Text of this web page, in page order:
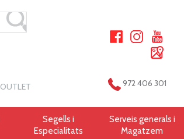
OUTLET 972 406 301
Segells i
Especialitats
Serveis generals i
Magatzem